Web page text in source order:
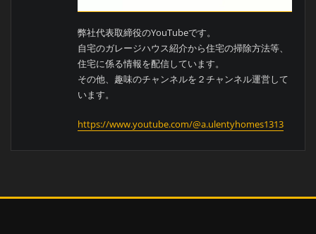
弊社代表取締役のYouTubeです。
自宅のガレージハウス紹介から住宅の掃除方法等、
住宅に係る情報を配信しています。
その他、趣味のチャンネルを２チャンネル運営して
います。
https://www.youtube.com/@a.ulentyhomes1313